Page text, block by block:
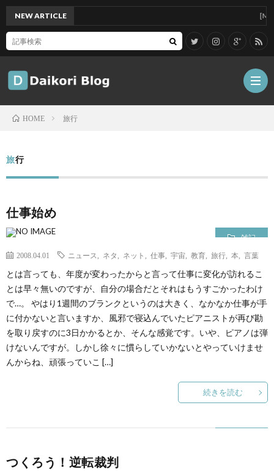
記
Tips
ェ
ッ
ト
ル
メ
旅
行・
散
歩
こ
の
ブ
NEW ARTICLE
HOME 旅行
旅行
仕事始め
雑記
2008.04.01 ニュース ネタ ネット 仕事 宇宙 教育 旅行 本 言葉
とは言っても、年度が変わったからと言って仕事に変化が訪れるこ
とは早々無いのですが、自分の場合だとそれはもうすごかったわけ
で…。 やはり1週間のブランクというのは大きく、なかなか仕事が手
に付かないと言いますか、風邪で寝込んでいたピアニストが再び勘
を取り戻すのに3日かかるとか、そんな感覚です。いや、ピアノは弾
けないんですが。しかし徐々に慣らしていかないとやっていけませ
んからね、頑張っていこ […]
続きを読む
つくろう！逆転裁判